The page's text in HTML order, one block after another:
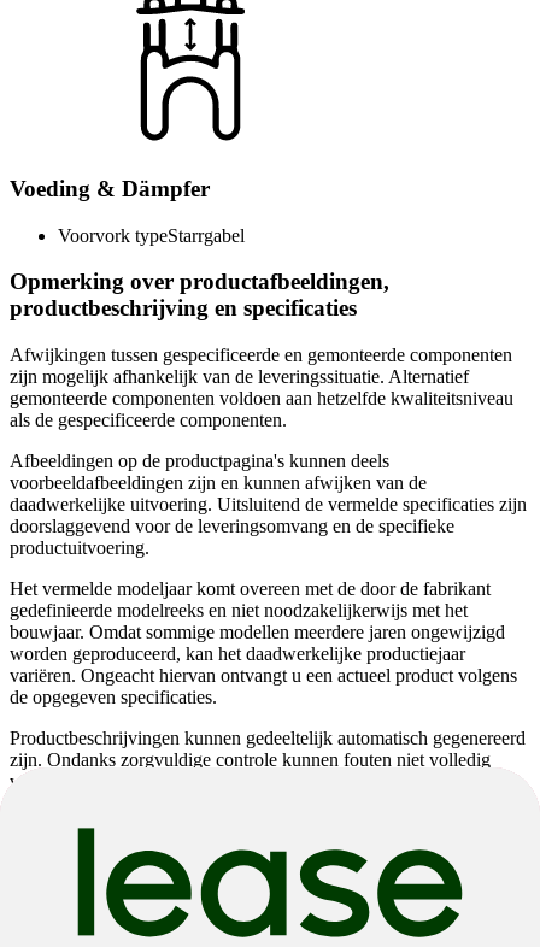
Voeding & Dämpfer
Voorvork typeStarrgabel
Opmerking over productafbeeldingen,
productbeschrijving en specificaties
Afwijkingen tussen gespecificeerde en gemonteerde componenten
zijn mogelijk afhankelijk van de leveringssituatie. Alternatief
gemonteerde componenten voldoen aan hetzelfde kwaliteitsniveau
als de gespecificeerde componenten.
Afbeeldingen op de productpagina's kunnen deels
voorbeeldafbeeldingen zijn en kunnen afwijken van de
daadwerkelijke uitvoering. Uitsluitend de vermelde specificaties zijn
doorslaggevend voor de leveringsomvang en de specifieke
productuitvoering.
Het vermelde modeljaar komt overeen met de door de fabrikant
gedefinieerde modelreeks en niet noodzakelijkerwijs met het
bouwjaar. Omdat sommige modellen meerdere jaren ongewijzigd
worden geproduceerd, kan het daadwerkelijke productiejaar
variëren. Ongeacht hiervan ontvangt u een actueel product volgens
de opgegeven specificaties.
Productbeschrijvingen kunnen gedeeltelijk automatisch gegenereerd
zijn. Ondanks zorgvuldige controle kunnen fouten niet volledig
worden uitgesloten. De productbeschrijving is daarom niet bindend;
Addict Gravel 15